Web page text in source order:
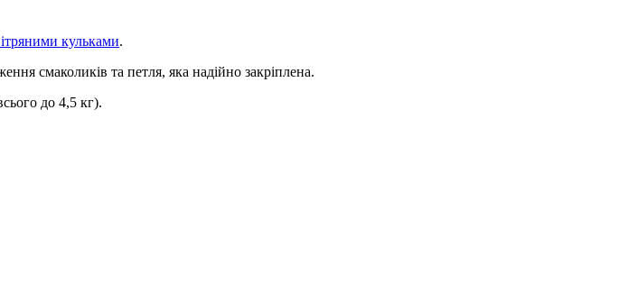
кульками.
смаколиків та петля, яка надійно закріплена.
до 4,5 кг).